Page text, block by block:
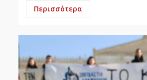
Περισσότερα